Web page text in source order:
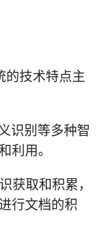
的技术特点主
识别等多种智
利用。
获取和积累，
行文档的积